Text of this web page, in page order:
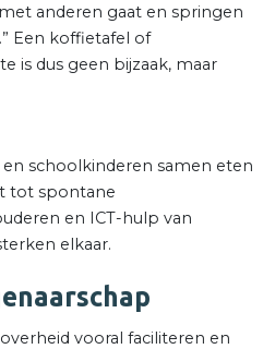
anderen gaat en springen
Een koffietafel of
is dus geen bijzaak, maar
schoolkinderen samen eten
tot spontane
en ICT-hulp van
elkaar.
vooral faciliteren en